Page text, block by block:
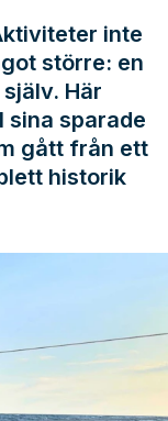
inte
större: en
Här
sina sparade
gått från ett
historik